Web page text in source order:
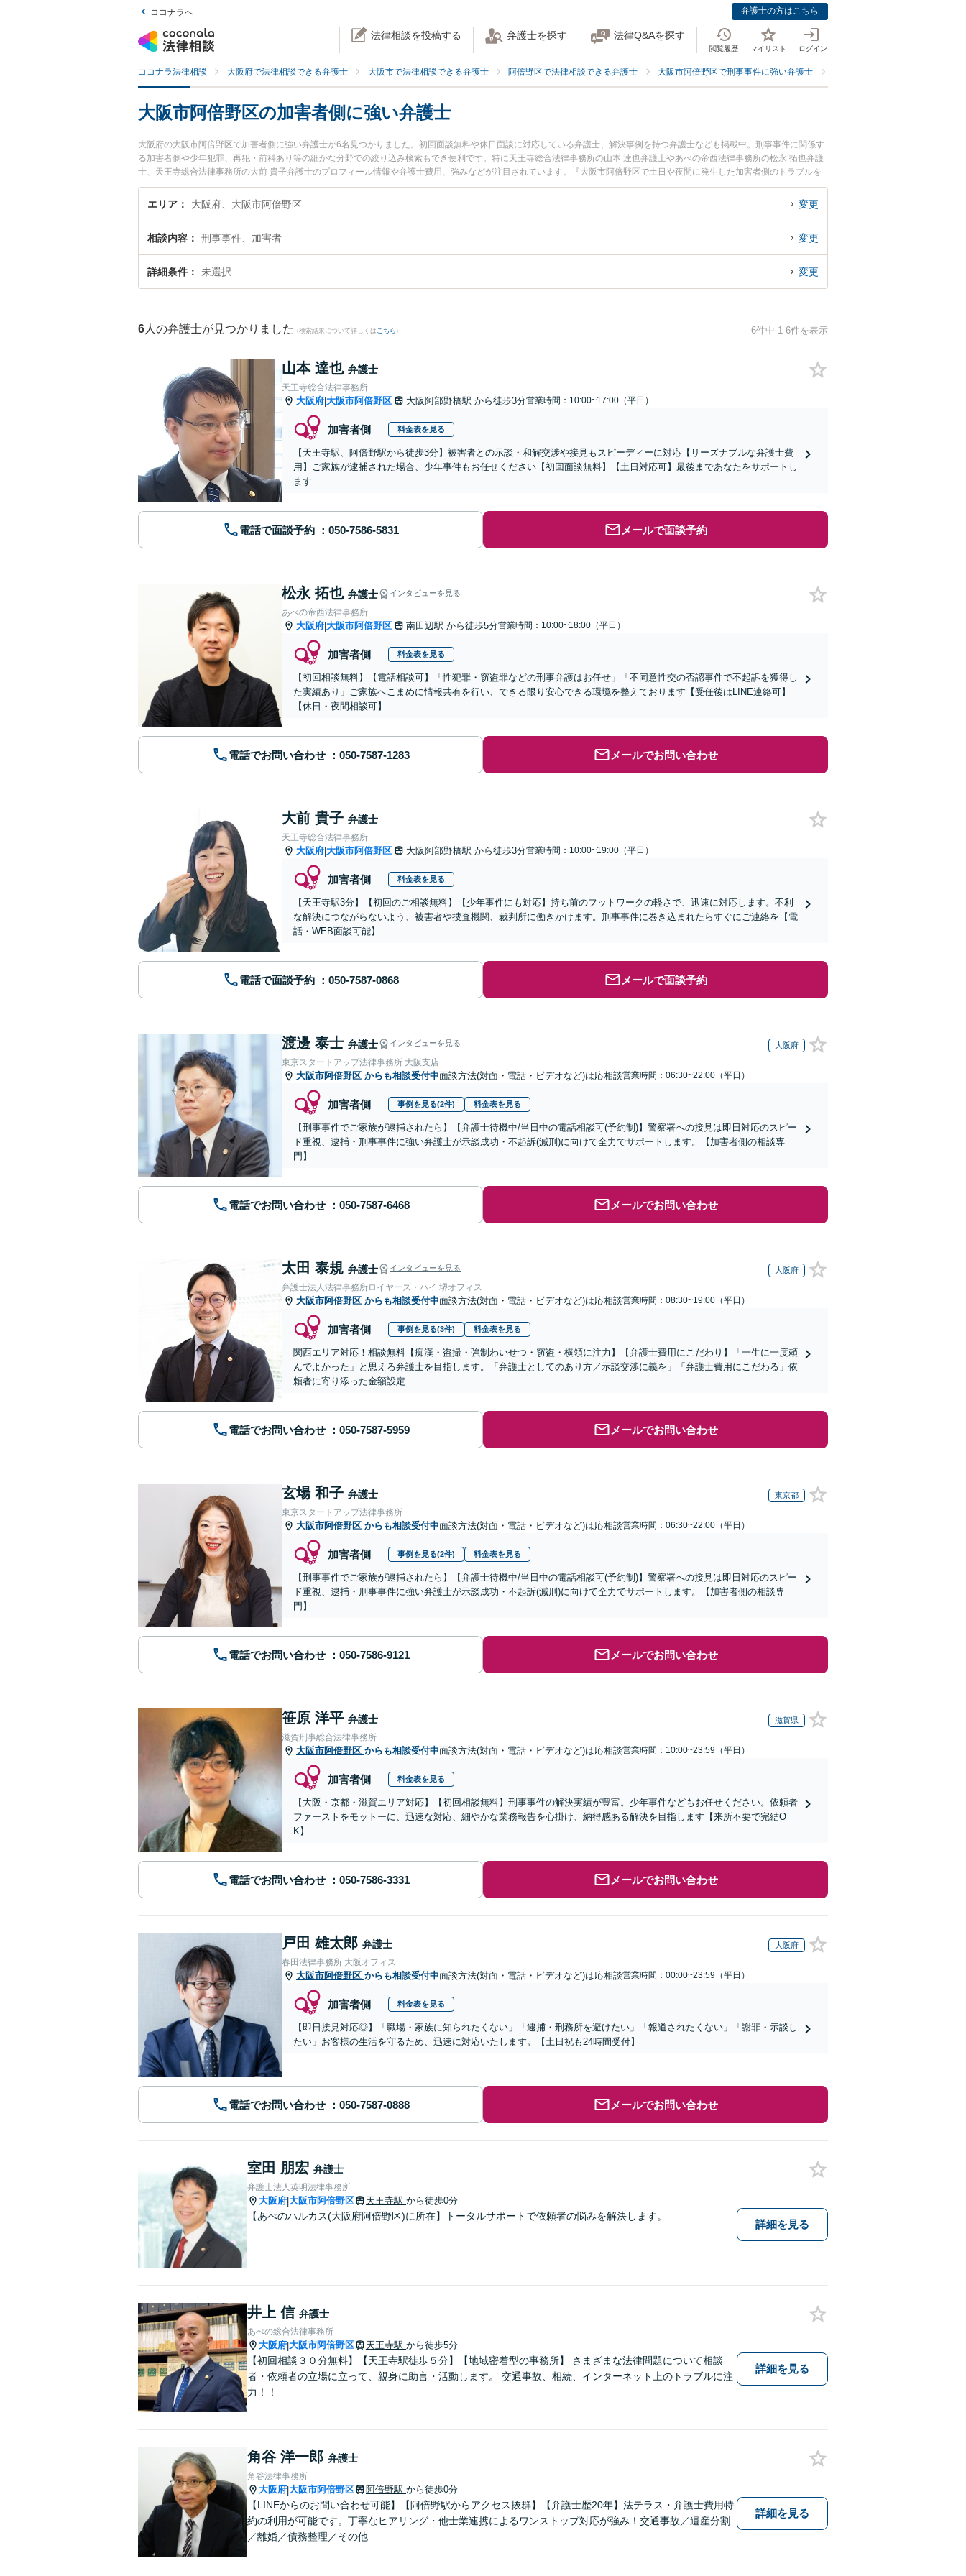
ココナラへ 弁護士の方はこちら
法律相談を投稿する 弁護士を探す 法律Q&Aを探す
閲覧履歴 マイリスト ログイン
ココナラ法律相談 大阪府で法律相談できる弁護士 大阪市で法律相談できる弁護士 阿倍野区で法律相談できる弁護士 大阪市阿倍野区で刑事事件に強い弁護士
大阪市阿倍野区の加害者側に強い弁護士
大阪府の大阪市阿倍野区で加害者側に強い弁護士が6名見つかりました。初回面談無料や休日面談に対応している弁護士、解決事例を持つ弁護士なども掲載中。刑事事件に関係す
る加害者側や少年犯罪、再犯・前科あり等の細かな分野での絞り込み検索もでき便利です。特に天王寺総合法律事務所の山本 達也弁護士やあべの帝西法律事務所の松永 拓也弁護
士、天王寺総合法律事務所の大前 貴子弁護士のプロフィール情報や弁護士費用、強みなどが注目されています。『大阪市阿倍野区で土日や夜間に発生した加害者側のトラブルを
今すぐに弁護士に相談したい』『加害者側のトラブル解決の実績豊富な近くの弁護士を検索したい』『初回相談無料で加害者側を法律相談できる大阪市阿倍野区内の弁護士に相談
予約したい』などでお困りの相談者さんにおすすめです。
エリア 大阪府、大阪市阿倍野区 変更
相談内容 刑事事件、加害者 変更
詳細条件 未選択 変更
6 人の弁護士が見つかりました (検索結果について詳しくは こちら) 6件中 1-6件を表示
山本 達也 弁護士
天王寺総合法律事務所
大阪府|大阪市阿倍野区 大阪阿部野橋駅 から徒歩3分営業時間：10:00~17:00（平日）
加害者側 料金表を見る
【天王寺駅、阿倍野駅から徒歩3分】被害者との示談・和解交渉や接見もスピーディーに対応【リーズナブルな弁護士費
用】ご家族が逮捕された場合、少年事件もお任せください【初回面談無料】【土日対応可】最後まであなたをサポートし
ます
電話で面談予約 メールで面談予約
松永 拓也 弁護士 インタビューを見る
あべの帝西法律事務所
大阪府|大阪市阿倍野区 南田辺駅 から徒歩5分営業時間：10:00~18:00（平日）
加害者側 料金表を見る
【初回相談無料】【電話相談可】「性犯罪・窃盗罪などの刑事弁護はお任せ」「不同意性交の否認事件で不起訴を獲得し
た実績あり」ご家族へこまめに情報共有を行い、できる限り安心できる環境を整えております【受任後はLINE連絡可】
【休日・夜間相談可】
電話でお問い合わせ メールでお問い合わせ
大前 貴子 弁護士
天王寺総合法律事務所
大阪府|大阪市阿倍野区 大阪阿部野橋駅 から徒歩3分営業時間：10:00~19:00（平日）
加害者側 料金表を見る
【天王寺駅3分】【初回のご相談無料】【少年事件にも対応】持ち前のフットワークの軽さで、迅速に対応します。不利
な解決につながらないよう、被害者や捜査機関、裁判所に働きかけます。刑事事件に巻き込まれたらすぐにご連絡を【電
話・WEB面談可能】
電話で面談予約 メールで面談予約
渡邊 泰士 弁護士 インタビューを見る 大阪府
東京スタートアップ法律事務所 大阪支店
大阪市阿倍野区 からも相談受付中面談方法(対面・電話・ビデオなど)は応相談営業時間：06:30~22:00（平日）
加害者側 事例を見る(2件) 料金表を見る
【刑事事件でご家族が逮捕されたら】【弁護士待機中/当日中の電話相談可(予約制)】警察署への接見は即日対応のスピー
ド重視、逮捕・刑事事件に強い弁護士が示談成功・不起訴(減刑)に向けて全力でサポートします。【加害者側の相談専
門】
電話でお問い合わせ メールでお問い合わせ
太田 泰規 弁護士 インタビューを見る 大阪府
弁護士法人法律事務所ロイヤーズ・ハイ 堺オフィス
大阪市阿倍野区 からも相談受付中面談方法(対面・電話・ビデオなど)は応相談営業時間：08:30~19:00（平日）
加害者側 事例を見る(3件) 料金表を見る
関西エリア対応！相談無料【痴漢・盗撮・強制わいせつ・窃盗・横領に注力】【弁護士費用にこだわり】「一生に一度頼
んでよかった」と思える弁護士を目指します。「弁護士としてのあり方／示談交渉に義を」「弁護士費用にこだわる」依
頼者に寄り添った金額設定
電話でお問い合わせ メールでお問い合わせ
玄場 和子 弁護士 東京都
東京スタートアップ法律事務所
大阪市阿倍野区 からも相談受付中面談方法(対面・電話・ビデオなど)は応相談営業時間：06:30~22:00（平日）
加害者側 事例を見る(2件) 料金表を見る
【刑事事件でご家族が逮捕されたら】【弁護士待機中/当日中の電話相談可(予約制)】警察署への接見は即日対応のスピー
ド重視、逮捕・刑事事件に強い弁護士が示談成功・不起訴(減刑)に向けて全力でサポートします。【加害者側の相談専
門】
電話でお問い合わせ メールでお問い合わせ
笹原 洋平 弁護士 滋賀県
滋賀刑事総合法律事務所
大阪市阿倍野区 からも相談受付中面談方法(対面・電話・ビデオなど)は応相談営業時間：10:00~23:59（平日）
加害者側 料金表を見る
【大阪・京都・滋賀エリア対応】【初回相談無料】刑事事件の解決実績が豊富。少年事件などもお任せください。依頼者
ファーストをモットーに、迅速な対応、細やかな業務報告を心掛け、納得感ある解決を目指します【来所不要で完結O
K】
電話でお問い合わせ メールでお問い合わせ
戸田 雄太郎 弁護士 大阪府
春田法律事務所 大阪オフィス
大阪市阿倍野区 からも相談受付中面談方法(対面・電話・ビデオなど)は応相談営業時間：00:00~23:59（平日）
加害者側 料金表を見る
【即日接見対応◎】「職場・家族に知られたくない」「逮捕・刑務所を避けたい」「報道されたくない」「謝罪・示談し
たい」お客様の生活を守るため、迅速に対応いたします。【土日祝も24時間受付】
電話でお問い合わせ メールでお問い合わせ
室田 朋宏 弁護士
弁護士法人英明法律事務所
大阪府|大阪市阿倍野区 天王寺駅 から徒歩0分
【あべのハルカス(大阪府阿倍野区)に所在】トータルサポートで依頼者の悩みを解決します。
詳細を見る
井上 信 弁護士
あべの総合法律事務所
大阪府|大阪市阿倍野区 天王寺駅 から徒歩5分
【初回相談３０分無料】【天王寺駅徒歩５分】【地域密着型の事務所】 さまざまな法律問題について相談
者・依頼者の立場に立って、親身に助言・活動します。 交通事故、相続、インターネット上のトラブルに注
力！！
詳細を見る
角谷 洋一郎 弁護士
角谷法律事務所
大阪府|大阪市阿倍野区 阿倍野駅 から徒歩0分
【LINEからのお問い合わせ可能】【阿倍野駅からアクセス抜群】【弁護士歴20年】法テラス・弁護士費用特
約の利用が可能です。丁寧なヒアリング・他士業連携によるワンストップ対応が強み！交通事故／遺産分割
／離婚／債務整理／その他
詳細を見る